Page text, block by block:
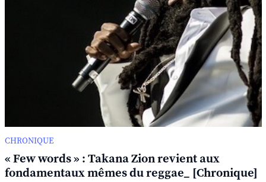
CHRONIQUE
« Few words » : Takana Zion revient aux
fondamentaux mêmes du reggae_ [Chronique]